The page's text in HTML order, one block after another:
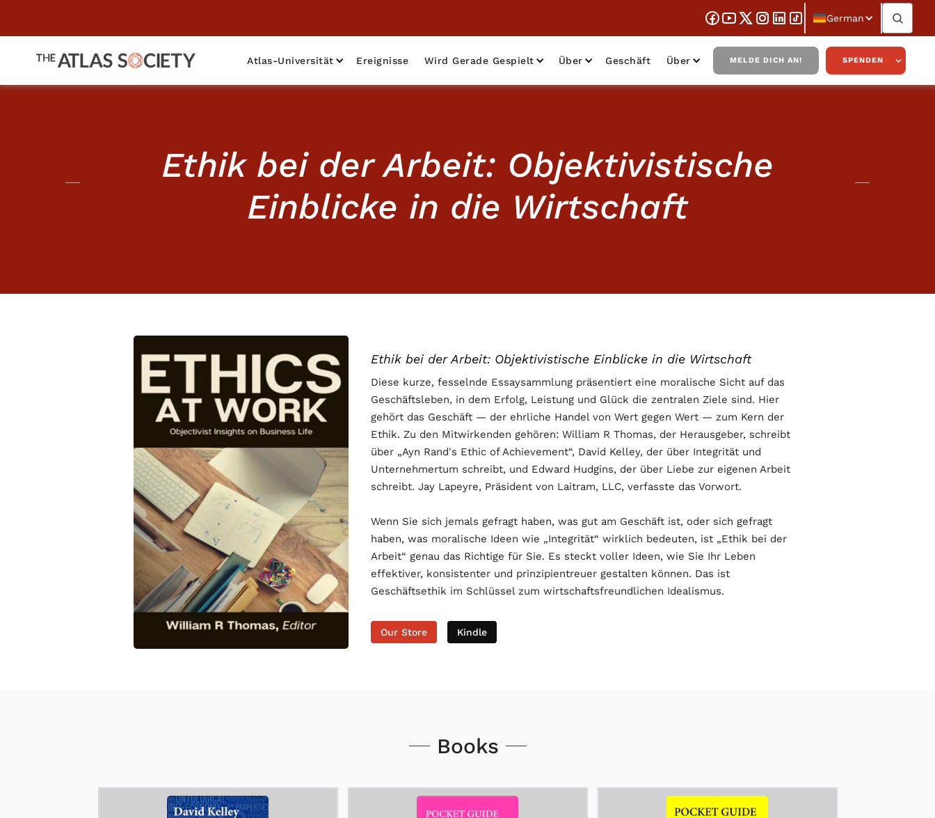
German
Atlas-Universität Ereignisse Wird Gerade Gespielt Über Geschäft Über MELDE DICH AN! SPENDEN
Ethik bei der Arbeit: Objektivistische
Einblicke in die Wirtschaft
Ethik bei der Arbeit: Objektivistische Einblicke in die Wirtschaft
Diese kurze, fesselnde Essaysammlung präsentiert eine moralische Sicht auf das
Geschäftsleben, in dem Erfolg, Leistung und Glück die zentralen Ziele sind. Hier
gehört das Geschäft — der ehrliche Handel von Wert gegen Wert — zum Kern der
Ethik. Zu den Mitwirkenden gehören: William R Thomas, der Herausgeber, schreibt
über „Ayn Rand's Ethic of Achievement“, David Kelley, der über Integrität und
Unternehmertum schreibt, und Edward Hudgins, der über Liebe zur eigenen Arbeit
schreibt. Jay Lapeyre, Präsident von Laitram, LLC, verfasste das Vorwort.
Wenn Sie sich jemals gefragt haben, was gut am Geschäft ist, oder sich gefragt
haben, was moralische Ideen wie „Integrität“ wirklich bedeuten, ist „Ethik bei der
Arbeit“ genau das Richtige für Sie. Es steckt voller Ideen, wie Sie Ihr Leben
effektiver, konsistenter und prinzipientreuer gestalten können. Das ist
Geschäftsethik im Schlüssel zum wirtschaftsfreundlichen Idealismus.
Our Store Kindle
Books